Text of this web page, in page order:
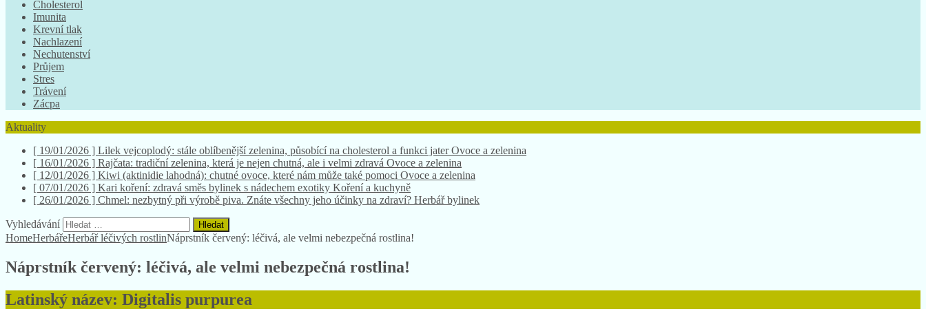
Cholesterol
Imunita
Krevní tlak
Nachlazení
Nechutenství
Průjem
Stres
Trávení
Zácpa
Aktuality
[ 19/01/2026 ] Lilek vejcoplodý: stále oblíbenější zelenina, působící na cholesterol a funkci jaterOvoce a zelenina
[ 16/01/2026 ] Rajčata: tradiční zelenina, která je nejen chutná, ale i velmi zdravá Ovoce a zelenina
[ 12/01/2026 ] Kiwi (aktinidie lahodná): chutné ovoce, které nám může také pomoci Ovoce a zelenina
[ 07/01/2026 ] Kari koření: zdravá směs bylinek s nádechem exotiky Koření a kuchyně
[ 26/01/2026 ] Chmel: nezbytný při výrobě piva. Znáte všechny jeho účinky na zdraví? Herbář bylinek
Vyhledávání
HomeHerbářeHerbář léčivých rostlinNáprstník červený: léčivá, ale velmi nebezpečná rostlina!
Náprstník červený: léčivá, ale velmi nebezpečná rostlina!
Latinský název: Digitalis purpurea